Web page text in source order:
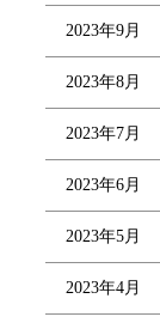
2023年9月
2023年8月
2023年7月
2023年6月
2023年5月
2023年4月